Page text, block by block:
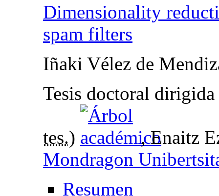
Dimensionality
spam filters
Iñaki Vélez de
Tesis doctoral
tes.)
, Enaitz
Mondragon
Resumen